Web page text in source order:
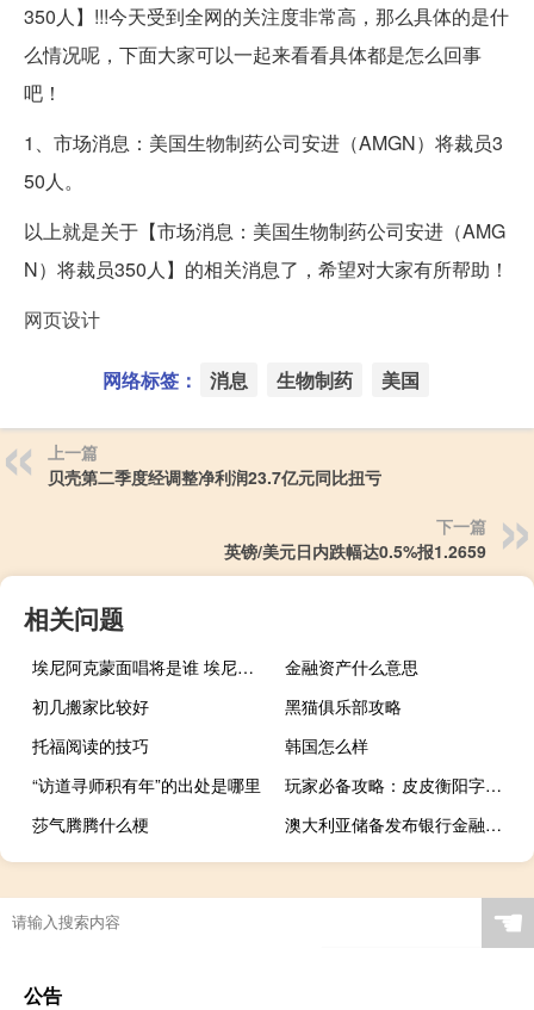
350人】!!!今天受到全网的关注度非常高，那么具体的是什
么情况呢，下面大家可以一起来看看具体都是怎么回事
吧！
1、市场消息：美国生物制药公司安进（AMGN）将裁员3
50人。
以上就是关于【市场消息：美国生物制药公司安进（AMG
N）将裁员350人】的相关消息了，希望对大家有所帮助！
网页设计
网络标签： 消息 生物制药 美国
上一篇
贝壳第二季度经调整净利润23.7亿元同比扭亏
下一篇
英镑/美元日内跌幅达0.5%报1.2659
相关问题
埃尼阿克蒙面唱将是谁 埃尼阿克
金融资产什么意思
初几搬家比较好
黑猫俱乐部攻略
托福阅读的技巧
韩国怎么样
“访道寻师积有年”的出处是哪里
玩家必备攻略：皮皮衡阳字牌怎么开挂(透视详细教程)
莎气腾腾什么梗
澳大利亚储备发布银行金融稳定评估报告称全球金融稳定风险升高且不断增加
☚
公告